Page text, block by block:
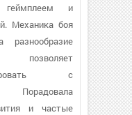
геймплеем и
Механика боя
разнообразие
позволяет
с
Порадовала
и частые